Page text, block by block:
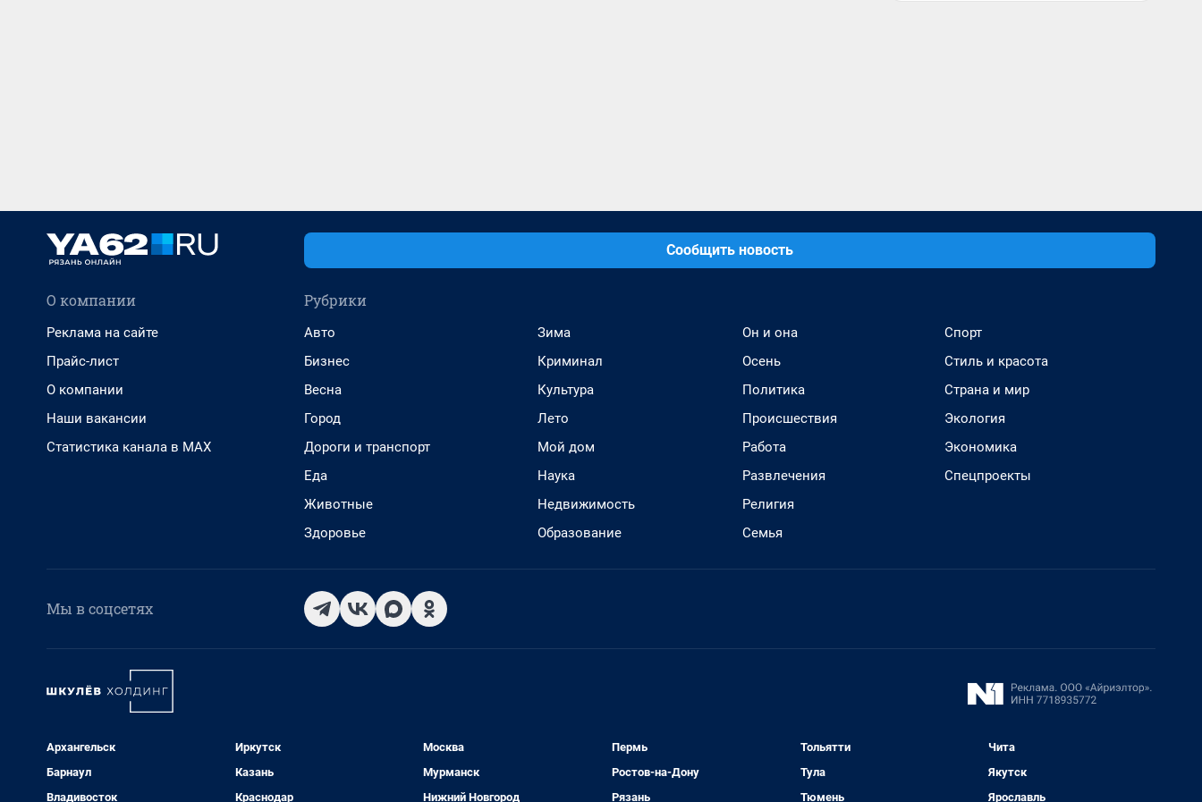
Сообщить новость
О компании
Реклама на сайте
Прайс-лист
О компании
Наши вакансии
Статистика канала в MAX
Рубрики
Авто
Бизнес
Весна
Город
Дороги и транспорт
Еда
Животные
Здоровье
Зима
Криминал
Культура
Лето
Мой дом
Наука
Недвижимость
Образование
Он и она
Осень
Политика
Происшествия
Работа
Развлечения
Религия
Семья
Спорт
Стиль и красота
Страна и мир
Экология
Экономика
Спецпроекты
Мы в соцсетях
Архангельск
Барнаул
Владивосток
Иркутск
Казань
Краснодар
Москва
Мурманск
Нижний Новгород
Пермь
Ростов-на-Дону
Рязань
Тольятти
Тула
Тюмень
Чита
Якутск
Ярославль